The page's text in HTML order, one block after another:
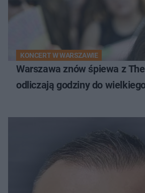
KONCERT W WARSZAWIE
Warszawa znów śpiewa z
odliczają godziny do